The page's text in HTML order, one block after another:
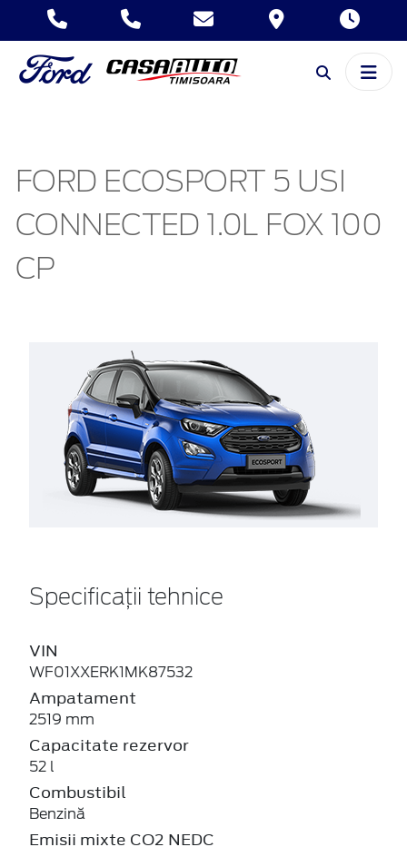
FORD ECOSPORT 5 USI
CONNECTED 1.0L FOX 100
CP
Specificații tehnice
VIN
WF01XXERK1MK87532
Ampatament
2519 mm
Capacitate rezervor
52 l
Combustibil
Benzină
Emisii mixte CO2 NEDC